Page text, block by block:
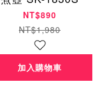
NT$890
NT$1,980
加入購物車